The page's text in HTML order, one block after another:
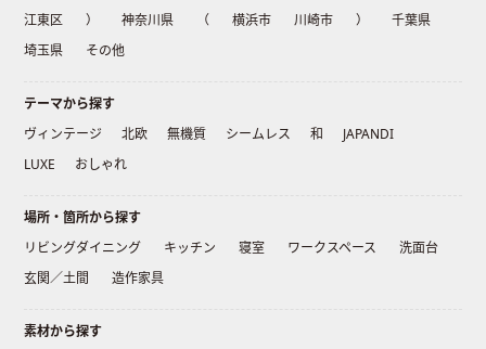
江東区
） 神奈川県 （ 横浜市 川崎市 ）
千葉県
埼玉県
その他
テーマから探す
ヴィンテージ
北欧 無機質 シームレス 和
JAPANDI
LUXE
おしゃれ
場所・箇所から探す
リビングダイニング
キッチン 寝室 ワークスペース
洗面台
玄関／土間
造作家具
素材から探す